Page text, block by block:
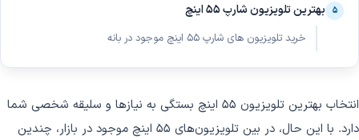
۵ بهترین تلویزیون شارپ 55 اینچ
خرید تلویزیون های شارپ 55 اینچ موجود در بانه
انتخاب بهترین تلویزیون 55 اینچ بستگی به نیازها و سلیقه شخصی شما
دارد. با این حال، در بین تلویزیون‌های 55 اینچ موجود در بازار، چندین